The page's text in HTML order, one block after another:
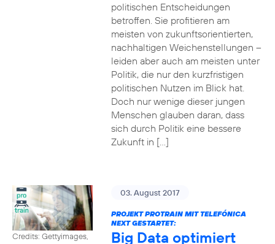
politischen Entscheidungen
betroffen. Sie profitieren am
meisten von zukunftsorientierten,
nachhaltigen Weichenstellungen –
leiden aber auch am meisten unter
Politik, die nur den kurzfristigen
politischen Nutzen im Blick hat.
Doch nur wenige dieser jungen
Menschen glauben daran, dass
sich durch Politik eine bessere
Zukunft in […]
Credits: Gettyimages,
03. August 2017
PROJEKT PROTRAIN MIT TELEFÓNICA
NEXT GESTARTET:
Big Data optimiert